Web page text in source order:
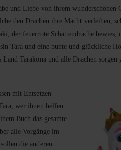
und Liebe von ihrem wunderschönen
den Drachen ihre Macht verleihen,
der feuerrote Schattendrache bewies,
Tara und eine bunte und glückliche
Tarakona und alle Drachen sorgen
mit Entsetzen
wer ihnen helfen
Buch das gesamte
alle Vorgänge im
die anderen